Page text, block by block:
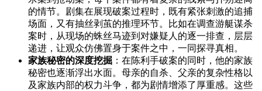
的情节。剧集在展现破案过程时，既有紧张刺激的追捕
场面，又有抽丝剥茧的推理环节。比如在调查游艇谋杀
案时，从现场的蛛丝马迹到对嫌疑人的逐一排查，层层
递进，让观众仿佛置身于案件之中，一同探寻真相。
家族秘密的深度挖掘 ：在陈利手破案的同时，他的家族
秘密也逐渐浮出水面。母亲的自杀、父亲的复杂性格以
及家族内部的权力斗争，都为剧情增添了厚重感。这些